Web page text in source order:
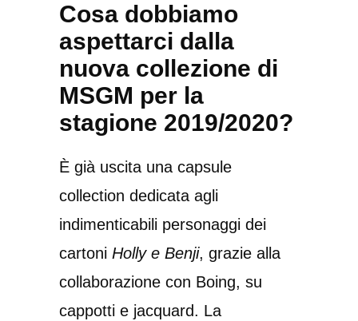
Cosa dobbiamo
aspettarci dalla
nuova collezione di
MSGM per la
stagione 2019/2020?
È già uscita una capsule
collection dedicata agli
indimenticabili personaggi dei
cartoni Holly e Benji, grazie alla
collaborazione con Boing, su
cappotti e jacquard. La